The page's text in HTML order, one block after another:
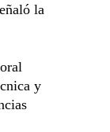
la
y